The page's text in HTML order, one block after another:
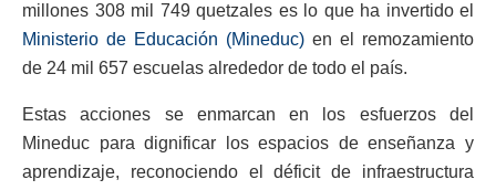
millones 308 mil 749 quetzales es lo que ha invertido el
Ministerio de Educación (Mineduc) en el remozamiento
de 24 mil 657 escuelas alrededor de todo el país.
Estas acciones se enmarcan en los esfuerzos del
Mineduc para dignificar los espacios de enseñanza y
aprendizaje, reconociendo el déficit de infraestructura